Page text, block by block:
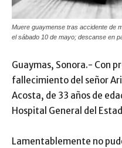
Muere guaymense tras accidente de
el sábado 10 de mayo; descanse en
Guaymas, Sonora.- Con
fallecimiento del señor
Acosta, de 33 años de
Hospital General del
Lamentablemente no